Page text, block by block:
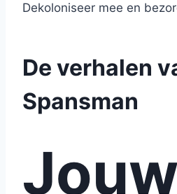
Dekoloniseer mee en
De verhalen
Spansman